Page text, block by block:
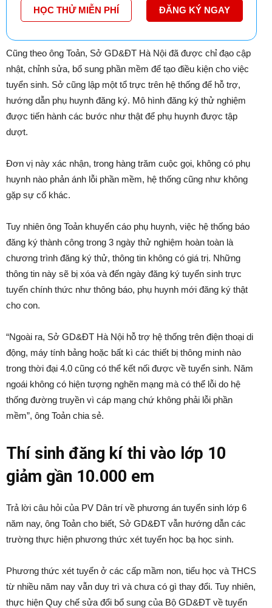
HỌC THỬ MIỄN PHÍ ĐĂNG KÝ NGAY
Cũng theo ông Toản, Sở GD&ĐT Hà Nội đã được chỉ đạo cập
nhật, chỉnh sửa, bổ sung phần mềm để tạo điều kiện cho việc
tuyển sinh. Sở cũng lập một tổ trực trên hệ thống để hỗ trợ,
hướng dẫn phụ huynh đăng ký. Mô hình đăng ký thử nghiệm
được tiến hành các bước như thật để phụ huynh được tập
dượt.
Đơn vị này xác nhận, trong hàng trăm cuộc gọi, không có phụ
huynh nào phản ánh lỗi phần mềm, hệ thống cũng như không
gặp sự cố khác.
Tuy nhiên ông Toản khuyến cáo phụ huynh, việc hệ thống báo
đăng ký thành công trong 3 ngày thử nghiệm hoàn toàn là
chương trình đăng ký thử, thông tin không có giá trị. Những
thông tin này sẽ bị xóa và đến ngày đăng ký tuyển sinh trực
tuyến chính thức như thông báo, phụ huynh mới đăng ký thật
cho con.
“Ngoài ra, Sở GD&ĐT Hà Nội hỗ trợ hệ thống trên điện thoại di
động, máy tính bảng hoặc bất kì các thiết bị thông minh nào
trong thời đại 4.0 cũng có thể kết nối được về tuyển sinh. Năm
ngoái không có hiện tượng nghẽn mạng mà có thể lỗi do hệ
thống đường truyền vì cáp mạng chứ không phải lỗi phần
mềm”, ông Toản chia sẻ.
Thí sinh đăng kí thi vào lớp 10
giảm gần 10.000 em
Trả lời câu hỏi của PV Dân trí về phương án tuyển sinh lớp 6
năm nay, ông Toản cho biết, Sở GD&ĐT vẫn hướng dẫn các
trường thực hiện phương thức xét tuyển học bạ học sinh.
Phương thức xét tuyển ở các cấp mầm non, tiểu học và THCS
từ nhiều năm nay vẫn duy trì và chưa có gì thay đổi. Tuy nhiên,
thực hiện Quy chế sửa đổi bổ sung của Bộ GD&ĐT về tuyển